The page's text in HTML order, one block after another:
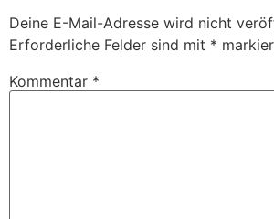
Deine E-Mail-Adresse wird nicht
Erforderliche Felder sind mit *
Kommentar *